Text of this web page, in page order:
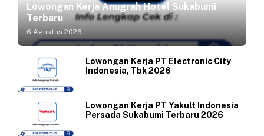
Lowongan Kerja Anugrah Hotel Sukabumi
Terbaru
6 Agustus 2026
Lowongan Kerja PT Electronic City
Indonesia, Tbk 2026
Lowongan Kerja PT Yakult Indonesia
Persada Sukabumi Terbaru 2026